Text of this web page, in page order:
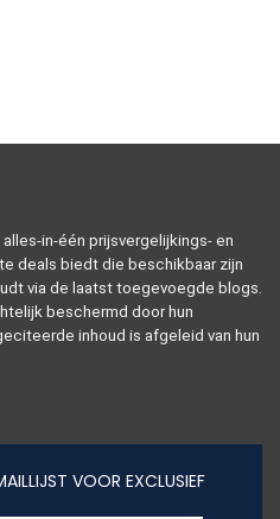
in-één prijsvergelijkings- en
deals biedt die beschikbaar zijn
via de laatst toegevoegde blogs.
beschermd door hun
inhoud is afgeleid van hun
VOOR EXCLUSIEF